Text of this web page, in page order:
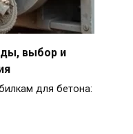
выбор и
для бетона: